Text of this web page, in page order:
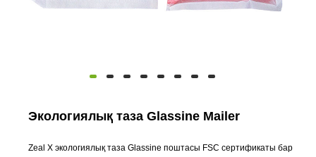
Экологиялық таза Glassine Mailer
Zeal X экологиялық таза Glassine поштасы FSC сертификаты бар